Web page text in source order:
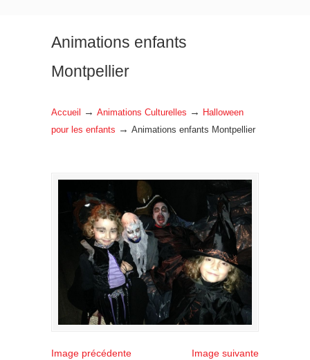
Animations enfants
Montpellier
Accueil → Animations Culturelles →
Halloween
pour les enfants → Animations enfants Montpellier
Image précédente Image suivante